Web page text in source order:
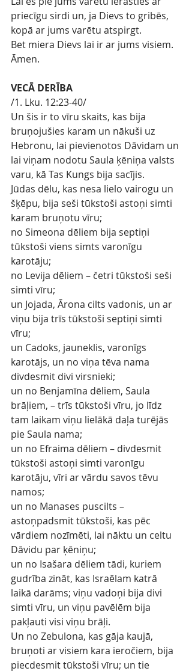
priecīgu sirdi un, ja Dievs to gribēs,
kopā ar jums varētu atspirgt.
Bet miera Dievs lai ir ar jums visiem.
Āmen.
VECĀ DERĪBA
/1. Lku. 12:23-40/
Un šis ir to vīru skaits, kas bija
bruņojušies karam un nākuši uz
Hebronu, lai pievienotos Dāvidam un
lai viņam nodotu Saula ķēniņa valsts
varu, kā Tas Kungs bija sacījis.
Jūdas dēlu, kas nesa lielo vairogu un
šķēpu, bija seši tūkstoši astoņi simti
karam bruņotu vīru;
no Simeona dēliem bija septiņi
tūkstoši viens simts varonīgu
karotāju;
no Levija dēliem – četri tūkstoši seši
simti vīru;
un Jojada, Ārona cilts vadonis, un ar
viņu bija trīs tūkstoši septiņi simti
vīru;
un Cadoks, jauneklis, varonīgs
karotājs, un no viņa tēva nama
divdesmit divi virsnieki;
un no Benjamīna dēliem, Saula
brāļiem, – trīs tūkstoši vīru, jo līdz
tam laikam viņu lielākā daļa turējās
pie Saula nama;
un no Efraima dēliem – divdesmit
tūkstoši astoņi simti varonīgu
karotāju, vīri ar vārdu savos tēvu
namos;
un no Manases puscilts –
astoņpadsmit tūkstoši, kas pēc
vārdiem nozīmēti, lai nāktu un celtu
Dāvidu par ķēniņu;
un no Isašara dēliem tādi, kuriem
gudrība zināt, kas Israēlam katrā
laikā darāms; viņu vadoņi bija divi
simti vīru, un viņu pavēlēm bija
pakļauti visi viņu brāļi.
Un no Zebulona, kas gāja kaujā,
bruņoti ar visiem kara ieročiem, bija
piecdesmit tūkstoši vīru; un tie